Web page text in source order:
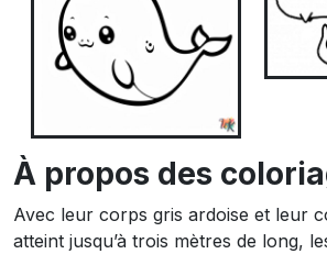
À propos des
Avec leur corps gris ardoise et leur
atteint jusqu’à trois mètres de long,